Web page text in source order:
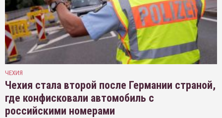
ЧЕХИЯ
Чехия стала второй после Германии страной,
где конфисковали автомобиль с
российскими номерами